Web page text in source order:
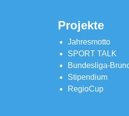
Projekte
Jahresmotto
SPORT TALK
Bundesliga-
Stipendium
RegioCup